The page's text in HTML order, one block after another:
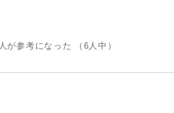
人が参考になった （ 6 人中）